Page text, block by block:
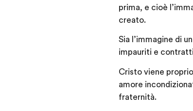
prima, e cioè
creato.
Sia l’immagine di
impauriti e
Cristo viene
amore
fraternità.